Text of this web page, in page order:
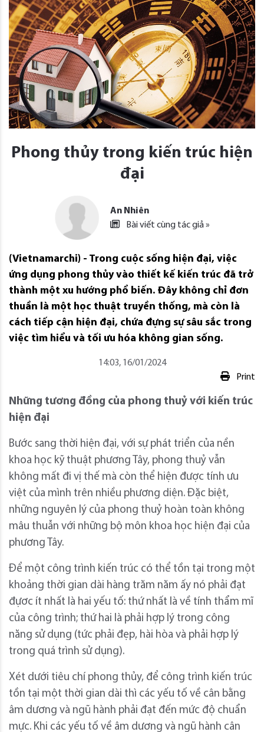
Phong thủy trong kiến trúc hiện
đại
An Nhiên
Bài viết cùng tác giả »
(Vietnamarchi) - Trong cuộc sống hiện đại, việc
ứng dụng phong thủy vào thiết kế kiến trúc đã trở
thành một xu hướng phổ biến. Đây không chỉ đơn
thuần là một học thuật truyền thống, mà còn là
cách tiếp cận hiện đại, chứa đựng sự sâu sắc trong
việc tìm hiểu và tối ưu hóa không gian sống.
14:03, 16/01/2024
Print
Những tương đồng của phong thuỷ với kiến trúc
hiện đại
Bước sang thời hiện đại, với sự phát triển của nền
khoa học kỹ thuật phương Tây, phong thuỷ vẫn
không mất đi vị thế mà còn thể hiện được tính ưu
việt của mình trên nhiều phương diện. Đặc biệt,
những nguyên lý của phong thuỷ hoàn toàn không
mâu thuẫn với những bộ môn khoa học hiện đại của
phương Tây.
Để một công trình kiến trúc có thể tồn tại trong một
khoảng thời gian dài hàng trăm năm ấy nó phải đạt
đựơc ít nhất là hai yếu tố: thứ nhất là về tính thẩm mĩ
của công trình; thứ hai là phải hợp lý trong công
năng sử dụng (tức phải đẹp, hài hòa và phải hợp lý
trong quá trình sử dụng).
Xét dưới tiêu chí phong thủy, để công trình kiến trúc
tồn tại một thời gian dài thì các yếu tố về cân bằng
âm dương và ngũ hành phải đạt đến mức độ chuẩn
mực. Khi các yếu tố về âm dương và ngũ hành cân